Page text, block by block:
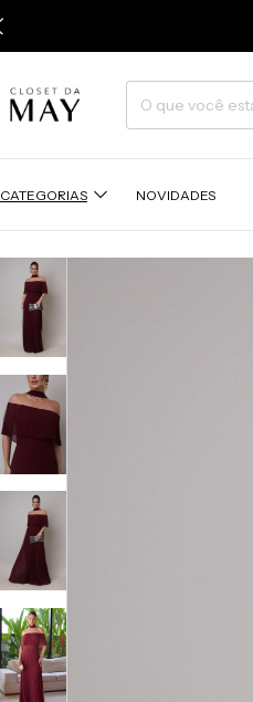
CATEGORIAS NOVIDADES